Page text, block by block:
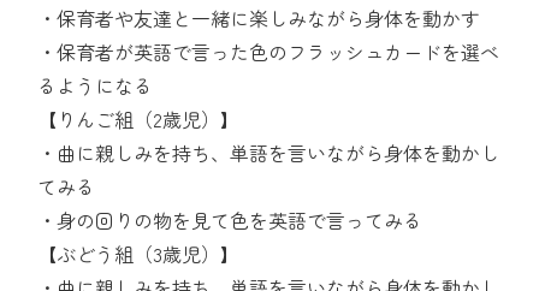
・保育者や友達と一緒に楽しみながら身体を動かす
・保育者が英語で言った色のフラッシュカードを選べ
るようになる
【りんご組（2歳児）】
・曲に親しみを持ち、単語を言いながら身体を動かし
てみる
・身の回りの物を見て色を英語で言ってみる
【ぶどう組（3歳児）】